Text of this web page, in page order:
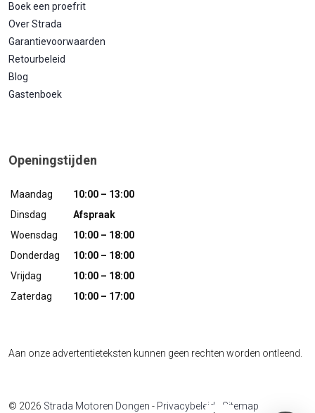
Boek een proefrit
Over Strada
Garantievoorwaarden
Retourbeleid
Blog
Gastenboek
Openingstijden
Maandag
10:00 – 13:00
Dinsdag
Afspraak
Woensdag
10:00 – 18:00
Donderdag
10:00 – 18:00
Vrijdag
10:00 – 18:00
Zaterdag
10:00 – 17:00
Aan onze advertentieteksten kunnen geen rechten worden ontleend.
© 2026 Strada Motoren Dongen - Privacybeleid Sitemap